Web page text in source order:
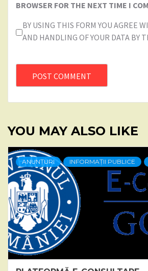
BROWSER FOR THE NEXT TIME I
BY USING THIS FORM YOU AGREE
AND HANDLING OF YOUR DATA BY
YOU MAY ALSO LIKE
ANUNȚURI INFORMAȚII PUBLICE